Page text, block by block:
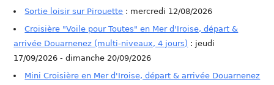
Sortie loisir sur Pirouette : mercredi 12/08/2026
Croisière "Voile pour Toutes" en Mer d'Iroise, départ &
arrivée Douarnenez (multi-niveaux, 4 jours) : jeudi
17/09/2026 - dimanche 20/09/2026
Mini Croisière en Mer d'Iroise, départ & arrivée Douarnenez